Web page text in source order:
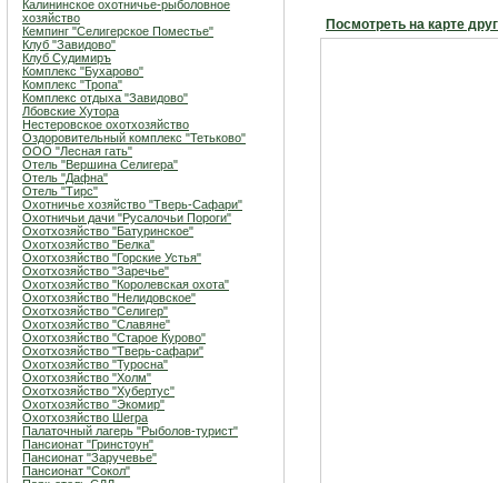
Калининское охотничье-рыболовное
хозяйство
Кемпинг "Селигерское Поместье"
Клуб "Завидово"
Клуб Судимиръ
Комплекс "Бухарово"
Комплекс "Тропа"
Комплекс отдыха "Завидово"
Лбовские Хутора
Нестеровское охотхозяйство
Оздоровительный комплекс "Тетьково"
ООО "Лесная гать"
Отель "Вершина Селигера"
Отель "Дафна"
Отель "Тирс"
Охотничье хозяйство "Тверь-Сафари"
Охотничьи дачи "Русалочьи Пороги"
Охотхозяйство "Батуринское"
Охотхозяйство "Белка"
Охотхозяйство "Горские Устья"
Охотхозяйство "Заречье"
Охотхозяйство "Королевская охота"
Охотхозяйство "Нелидовское"
Охотхозяйство "Селигер"
Охотхозяйство "Славяне"
Охотхозяйство "Старое Курово"
Охотхозяйство "Тверь-сафари"
Охотхозяйство "Туросна"
Охотхозяйство "Холм"
Охотхозяйство "Хубертус"
Охотхозяйство "Экомир"
Охотхозяйство Шегра
Палаточный лагерь "Рыболов-турист"
Пансионат "Гринстоун"
Пансионат "Заручевье"
Пансионат "Сокол"
Посмотреть на карте